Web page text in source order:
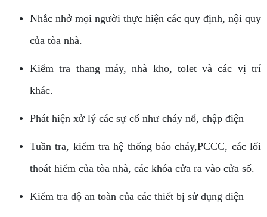
Nhắc nhở mọi người thực hiện các quy định, nội quy
của tòa nhà.
Kiểm tra thang máy, nhà kho, tolet và các vị trí
khác.
Phát hiện xử lý các sự cố như cháy nổ, chập điện
Tuần tra, kiểm tra hệ thống báo cháy,PCCC, các lối
thoát hiểm của tòa nhà, các khóa cửa ra vào cửa sổ.
Kiểm tra độ an toàn của các thiết bị sử dụng điện